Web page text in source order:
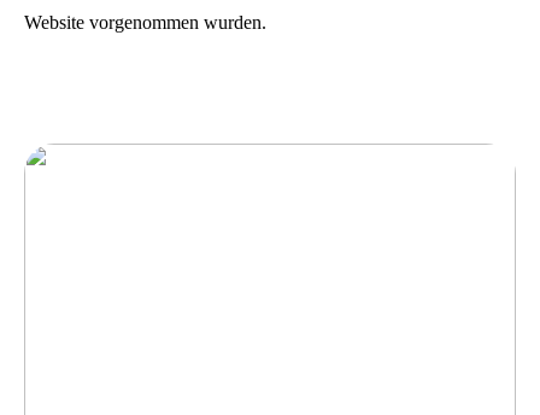
Website vorgenommen wurden.